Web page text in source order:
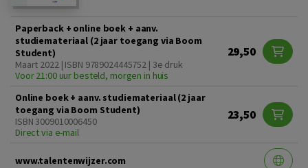
Paperback + online boek + aanv.
studiemateriaal (2 jaar toegang via Boom
Student)
Maart 2022 | ISBN 9789024445752 | 3e druk
Voor 21:00 uur besteld, morgen in huis
29,50
Online boek + aanv. studiemateriaal (2 jaar
toegang via Boom Student)
ISBN 3009010006450
Direct via e-mail
23,50
www.talentenwijzer.com